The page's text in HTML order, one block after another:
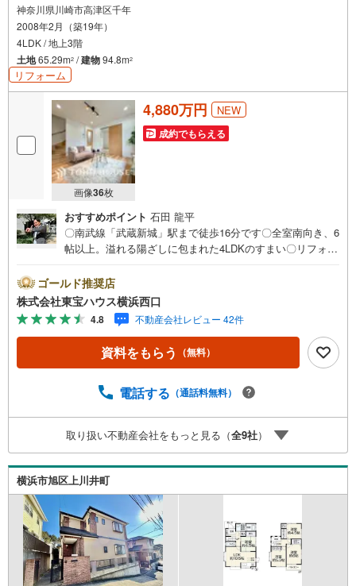
などなど、住宅購入はわからないことばかり・・・。
ご安心ください!!
お力になれる事がございましたら、誠心誠意 お手伝いをさせていただきま
す。
【ベンハウス】にお任せ下さい！
神奈川県川崎市高津区千年
2008年2月（築19年）
4LDK / 地上3階
土地65.29m2 /建物94.8m2
リフォーム
画像36枚
4,880万円 NEW
成約でもらえる
おすすめポイント 石田 龍平
〇南武線「武蔵新城」駅まで徒歩16分です〇全室南向き、6
帖以上。溢れる陽ざしに包まれた4LDKのすまい〇リフォー
キャンペーン対象店舗ーーーー当店で物件を成約するとPa
yPayボーナスライトがもらえる「Yahoo！ 不動産 物件ご
成約キャンペーン」の対象になります。「資料をもらう」
「見学予約をする」ボタンからお問い合わせください。※必
ずYahoo！ JAPAN IDでログインしてください。※PayPay
ボーナスライトは出金と譲渡はできません。有効期限は付
ーーーーーーーーー紹介金融機関/都市銀行利率/年利 0.9
り、実際の適用金利は融資実行時のものとなります。金利
情勢により表記の返済額と異なる場合があります。ーーー
ーーーーーーーーーーーーーーーーーーーーーー
ゴールド推奨店
株式会社東宝ハウス横浜西口
4.8 不動産会社レビュー 42件
資料をもらう （無料）
電話する （通話料無料）
取り扱い不動産会社をもっと見る（全9社）
横浜市旭区上川井町